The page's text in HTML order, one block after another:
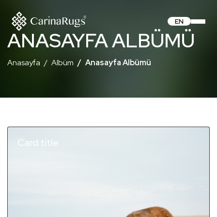
EN
ANASAYFA ALBÜMÜ
Anasayfa Albüm Anasayfa Albümü
Card title